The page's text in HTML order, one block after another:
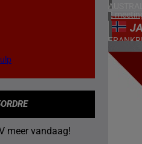
meer vandaag!
2
1
2
12/04/